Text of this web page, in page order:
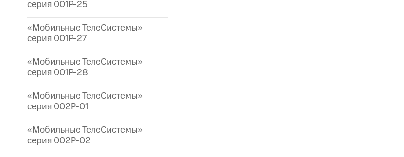
серия 001P-25
«Мобильные ТелеСистемы»
серия 001P-27
«Мобильные ТелеСистемы»
серия 001P-28
«Мобильные ТелеСистемы»
серия 002P-01
«Мобильные ТелеСистемы»
серия 002P-02